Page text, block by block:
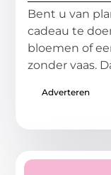
Bent u van
cadeau te
bloemen of
zonder vaas.
Adverteren